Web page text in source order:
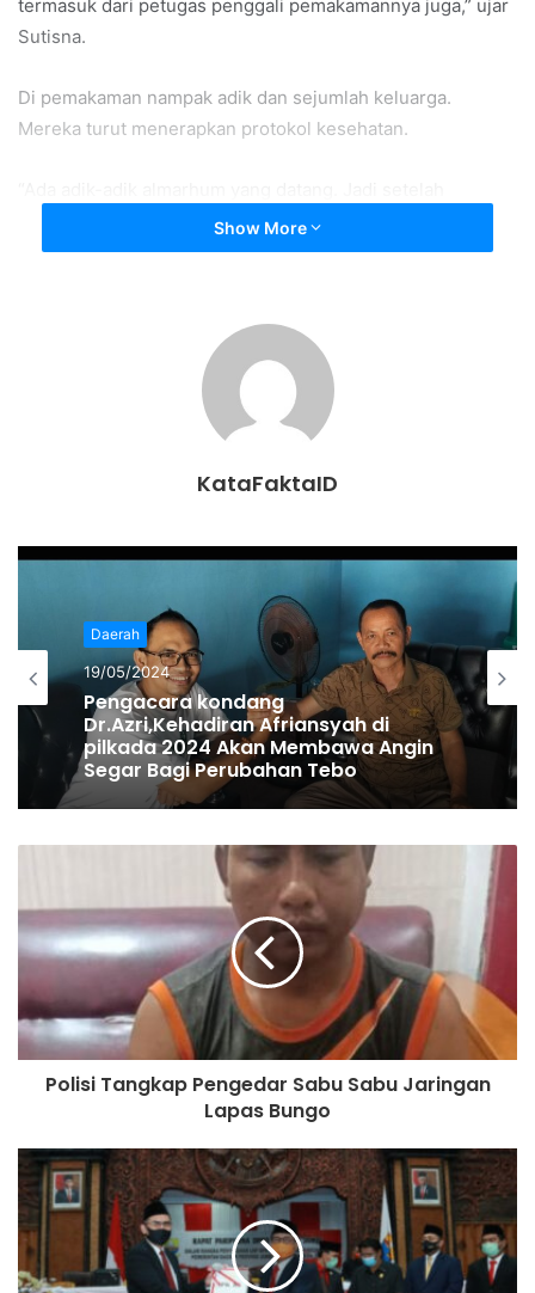
termasuk dari petugas penggali pemakamannya juga,” ujar
Sutisna.
Di pemakaman nampak adik dan sejumlah keluarga.
Mereka turut menerapkan protokol kesehatan.
pemakaman, barang-barang alat pelindung dirinya
dimusnahkan, pokoknya seperti itu protokolnya,” katanya.
yang diidapnya sejak lama. Sebelum meninggal dunia,
Ustaz Hilmi sempat menjalani perawatan di RS Santosa
sejak Jumat, 26 Juni 2020.
sakitnya. Kemarin akhirnya masuk rumah sakit karena sakit
yang lainnya kurang tahu,” terangnya. ***
Muhamad Usman
Show More
KataFaktaID
Daerah
19/05/2024
Pengacara kondang
pilkada 2024 Akan Membawa Angin
Segar Bagi Perubahan Tebo
Daerah
12/05/2024
MUBES PERDANA : RENGKI DELFIKA
NAHKODAI GEMAKATO CABANG TEBO
Polisi Tangkap Pengedar Sabu Sabu Jaringan
Lapas Bungo